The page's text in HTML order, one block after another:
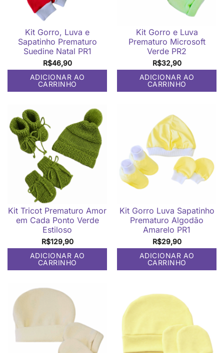
Kit Gorro, Luva e
Sapatinho Prematuro
Suedine Natal PR1
R$46,90
ADICIONAR AO
CARRINHO
Kit Gorro e Luva
Prematuro Microsoft
Verde PR2
R$32,90
ADICIONAR AO
CARRINHO
Kit Tricot Prematuro Amor
em Cada Ponto Verde
Estiloso
R$129,90
ADICIONAR AO
CARRINHO
Kit Gorro Luva Sapatinho
Prematuro Algodão
Amarelo PR1
R$29,90
ADICIONAR AO
CARRINHO